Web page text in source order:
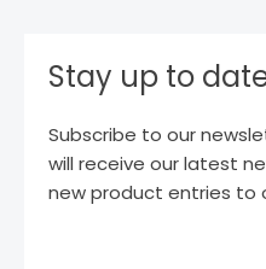
Stay up to
Subscribe to our
will receive our latest
new product entries to